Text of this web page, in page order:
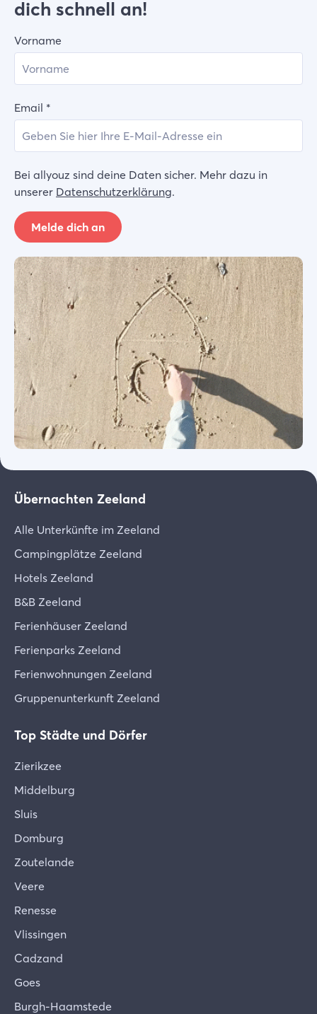
dich schnell an!
Vorname
Email *
Bei allyouz sind deine Daten sicher. Mehr dazu in
unserer Datenschutzerklärung.
Melde dich an
Übernachten Zeeland
Alle Unterkünfte im Zeeland
Campingplätze Zeeland
Hotels Zeeland
B&B Zeeland
Ferienhäuser Zeeland
Ferienparks Zeeland
Ferienwohnungen Zeeland
Gruppenunterkunft Zeeland
Top Städte und Dörfer
Zierikzee
Middelburg
Sluis
Domburg
Zoutelande
Veere
Renesse
Vlissingen
Cadzand
Goes
Burgh-Haamstede